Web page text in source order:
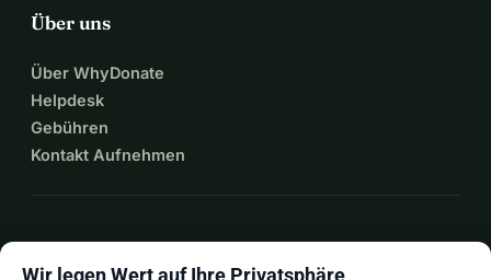
Über uns
Über WhyDonate
Helpdesk
Gebühren
Kontakt Aufnehmen
Wir legen Wert auf Ihre Privatsphäre